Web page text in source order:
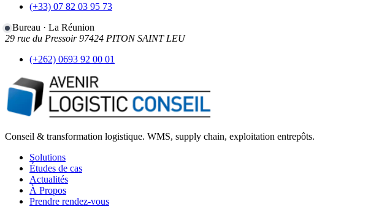
(+33) 07 82 03 95 73
Bureau · La Réunion
29 rue du Pressoir 97424 PITON SAINT LEU
(+262) 0693 92 00 01
Conseil & transformation logistique. WMS, supply chain, exploitation entrepôts.
Solutions
Études de cas
Actualités
À Propos
Prendre rendez-vous